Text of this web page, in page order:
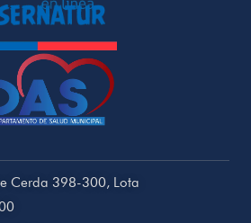
Cerda 398-300, Lota